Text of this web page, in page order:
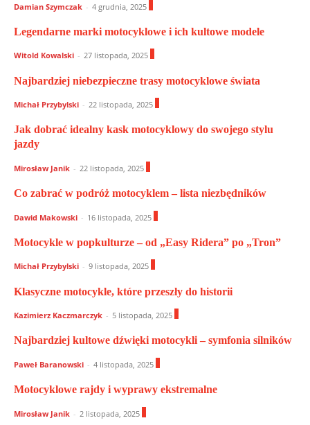
Damian Szymczak - 4 grudnia, 2025
Legendarne marki motocyklowe i ich kultowe modele
Witold Kowalski - 27 listopada, 2025
Najbardziej niebezpieczne trasy motocyklowe świata
Michał Przybylski - 22 listopada, 2025
Jak dobrać idealny kask motocyklowy do swojego stylu
jazdy
Mirosław Janik - 22 listopada, 2025
Co zabrać w podróż motocyklem – lista niezbędników
Dawid Makowski - 16 listopada, 2025
Motocykle w popkulturze – od „Easy Ridera” po „Tron”
Michał Przybylski - 9 listopada, 2025
Klasyczne motocykle, które przeszły do historii
Kazimierz Kaczmarczyk - 5 listopada, 2025
Najbardziej kultowe dźwięki motocykli – symfonia silników
Paweł Baranowski - 4 listopada, 2025
Motocyklowe rajdy i wyprawy ekstremalne
Mirosław Janik - 2 listopada, 2025